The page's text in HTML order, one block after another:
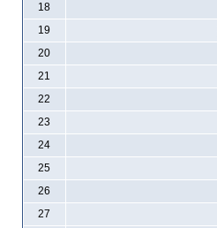
18
19
20
21
22
23
24
25
26
27